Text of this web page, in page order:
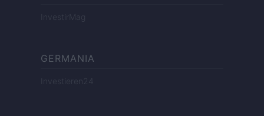
InvestirMag
GERMANIA
Investieren24